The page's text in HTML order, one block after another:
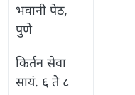
भवानी पेठ,
पुणे
किर्तन सेवा
सायं. ६ ते ८